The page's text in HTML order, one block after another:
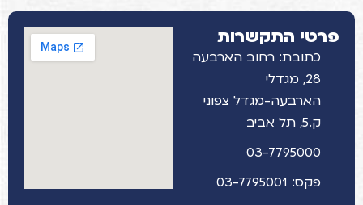
פרטי התקשרות
כתובת: רחוב הארבעה
28, מגדלי
הארבעה-מגדל צפוני
ק.5, תל אביב
03-7795000
פקס: 03-7795001